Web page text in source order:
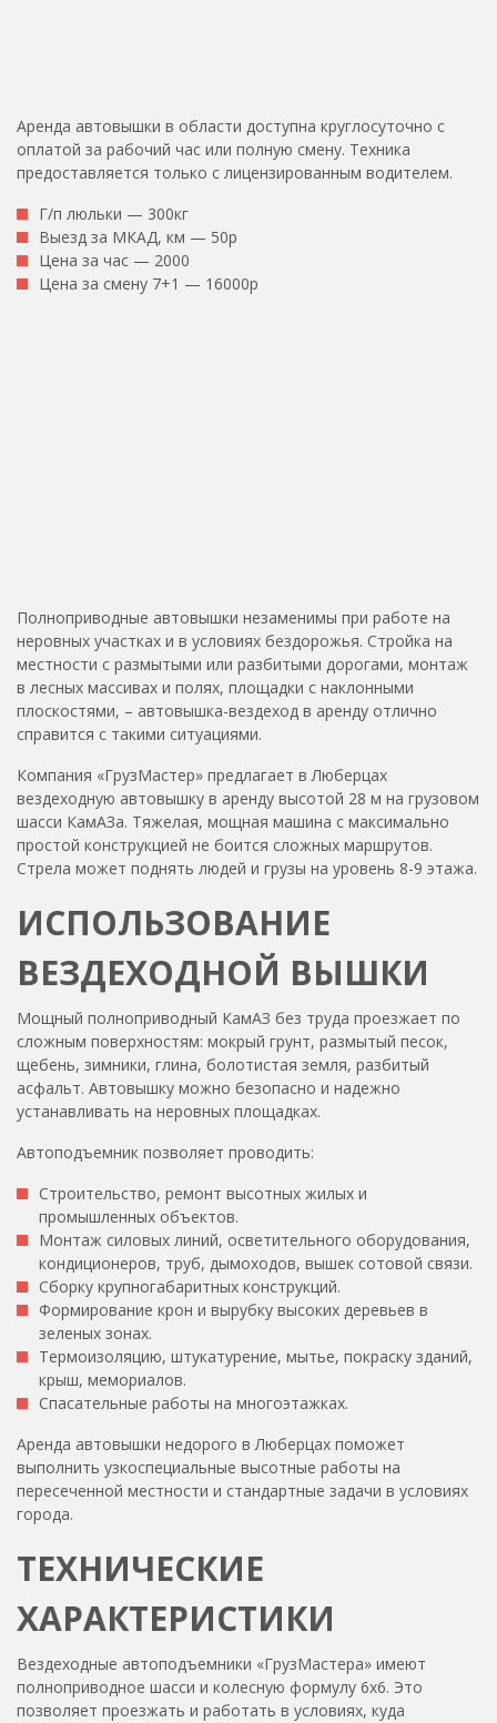
Аренда автовышки в области доступна круглосуточно с
оплатой за рабочий час или полную смену. Техника
предоставляется только с лицензированным водителем.
Г/п люльки — 300кг
Выезд за МКАД, км — 50р
Цена за час — 2000
Цена за смену 7+1 — 16000р
Полноприводные автовышки незаменимы при работе на
неровных участках и в условиях бездорожья. Стройка на
местности с размытыми или разбитыми дорогами, монтаж
в лесных массивах и полях, площадки с наклонными
плоскостями, – автовышка-вездеход в аренду отлично
справится с такими ситуациями.
Компания «ГрузМастер» предлагает в Люберцах
вездеходную автовышку в аренду высотой 28 м на грузовом
шасси КамАЗа. Тяжелая, мощная машина с максимально
простой конструкцией не боится сложных маршрутов.
Стрела может поднять людей и грузы на уровень 8-9 этажа.
ИСПОЛЬЗОВАНИЕ
ВЕЗДЕХОДНОЙ ВЫШКИ
Мощный полноприводный КамАЗ без труда проезжает по
сложным поверхностям: мокрый грунт, размытый песок,
щебень, зимники, глина, болотистая земля, разбитый
асфальт. Автовышку можно безопасно и надежно
устанавливать на неровных площадках.
Автоподъемник позволяет проводить:
Строительство, ремонт высотных жилых и
промышленных объектов.
Монтаж силовых линий, осветительного оборудования,
кондиционеров, труб, дымоходов, вышек сотовой связи.
Сборку крупногабаритных конструкций.
Формирование крон и вырубку высоких деревьев в
зеленых зонах.
Термоизоляцию, штукатурение, мытье, покраску зданий,
крыш, мемориалов.
Спасательные работы на многоэтажках.
Аренда автовышки недорого в Люберцах поможет
выполнить узкоспециальные высотные работы на
пересеченной местности и стандартные задачи в условиях
города.
ТЕХНИЧЕСКИЕ
ХАРАКТЕРИСТИКИ
Вездеходные автоподъемники «ГрузМастера» имеют
полноприводное шасси и колесную формулу 6х6. Это
позволяет проезжать и работать в условиях, куда